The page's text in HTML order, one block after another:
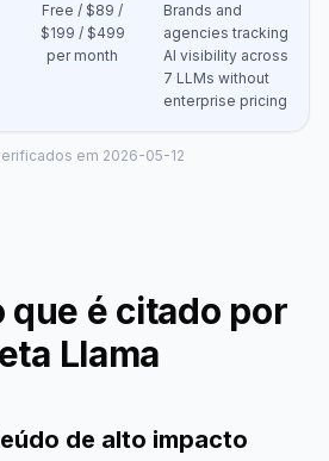
Free / $89 /
$199 / $499
per month
Brands and
agencies tracking
AI visibility across
7 LLMs without
enterprise pricing
em 2026-05-12
que é citado por
Llama
de alto impacto